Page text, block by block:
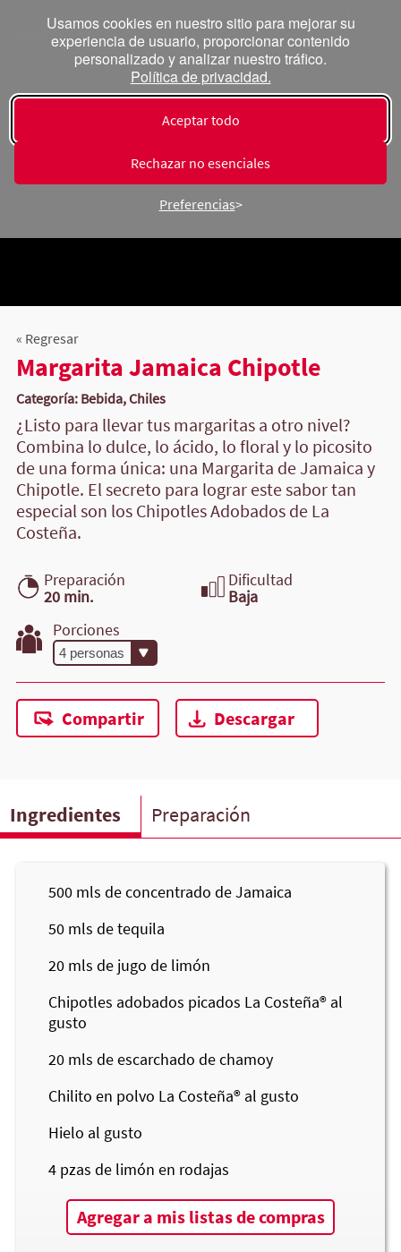
Usamos cookies en nuestro sitio para mejorar su
experiencia de usuario, proporcionar contenido
personalizado y analizar nuestro tráfico.
Política de privacidad.
Aceptar todo
Rechazar no esenciales
Preferencias
« Regresar
Margarita Jamaica Chipotle
Categoría: Bebida, Chiles
¿Listo para llevar tus margaritas a otro nivel?
Combina lo dulce, lo ácido, lo floral y lo picosito
de una forma única: una Margarita de Jamaica y
Chipotle. El secreto para lograr este sabor tan
especial son los Chipotles Adobados de La
Costeña.
Preparación
20 min.
Dificultad
Baja
Porciones
Compartir Descargar
Ingredientes Preparación
500 mls de concentrado de Jamaica
50 mls de tequila
20 mls de jugo de limón
Chipotles adobados picados La Costeña® al
gusto
20 mls de escarchado de chamoy
Chilito en polvo La Costeña® al gusto
Hielo al gusto
4 pzas de limón en rodajas
Agregar a mis listas de compras